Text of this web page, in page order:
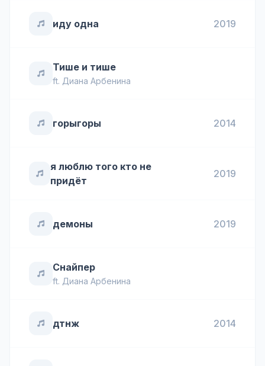
иду одна 2019
Тише и тише
ft. Диана Арбенина
горыгоры 2014
я люблю того кто не
придёт
2019
демоны 2019
Снайпер
ft. Диана Арбенина
дтнж 2014